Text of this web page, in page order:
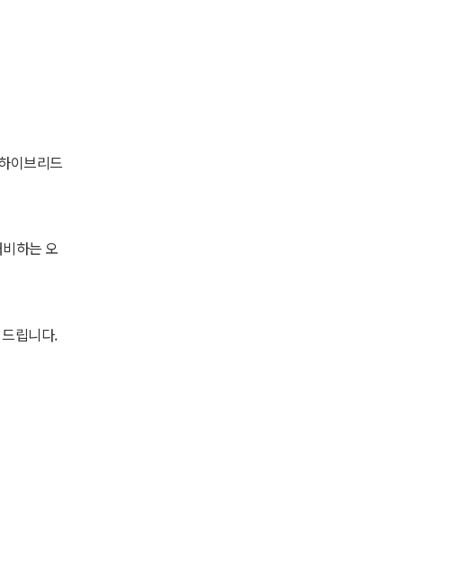
이브리드
하는 오
립니다.